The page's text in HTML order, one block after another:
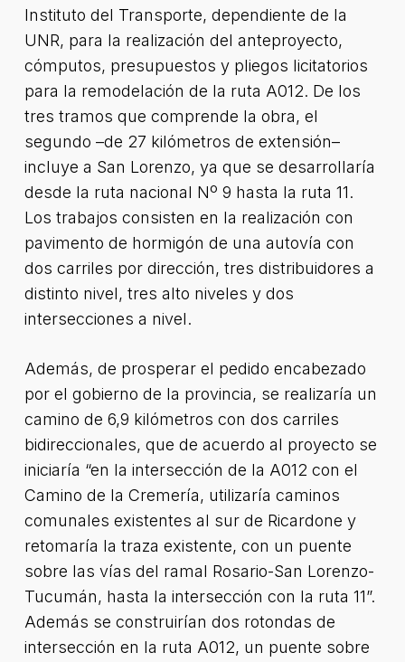
Instituto del Transporte, dependiente de la
UNR, para la realización del anteproyecto,
cómputos, presupuestos y pliegos licitatorios
para la remodelación de la ruta A012. De los
tres tramos que comprende la obra, el
segundo –de 27 kilómetros de extensión–
incluye a San Lorenzo, ya que se desarrollaría
desde la ruta nacional Nº 9 hasta la ruta 11.
Los trabajos consisten en la realización con
pavimento de hormigón de una autovía con
dos carriles por dirección, tres distribuidores a
distinto nivel, tres alto niveles y dos
intersecciones a nivel.
Además, de prosperar el pedido encabezado
por el gobierno de la provincia, se realizaría un
camino de 6,9 kilómetros con dos carriles
bidireccionales, que de acuerdo al proyecto se
iniciaría “en la intersección de la A012 con el
Camino de la Cremería, utilizaría caminos
comunales existentes al sur de Ricardone y
retomaría la traza existente, con un puente
sobre las vías del ramal Rosario-San Lorenzo-
Tucumán, hasta la intersección con la ruta 11”.
Además se construirían dos rotondas de
intersección en la ruta A012, un puente sobre